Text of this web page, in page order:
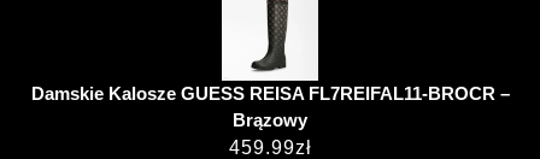
Damskie Kalosze GUESS REISA FL7REIFAL11-BROCR –
Brązowy
459.99zł